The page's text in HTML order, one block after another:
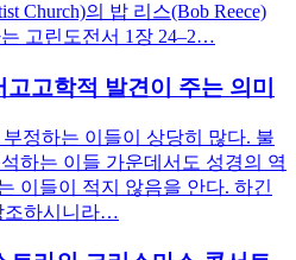
Church)의 밥 리스(Bob Reece)
고린도전서 1장 24–2…
고학적 발견이 주는 의미
정하는 이들이 상당히 많다. 불
하는 이들 가운데서도 성경의 역
이들이 적지 않음을 안다. 하긴
조하시니라…